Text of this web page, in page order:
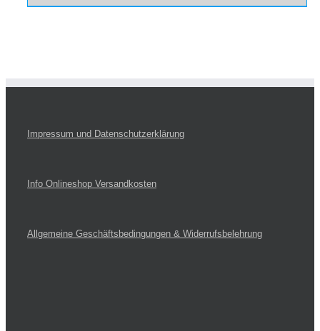
Impressum und Datenschutzerklärung
Info Onlineshop Versandkosten
Allgemeine Geschäftsbedingungen & Widerrufsbelehrung